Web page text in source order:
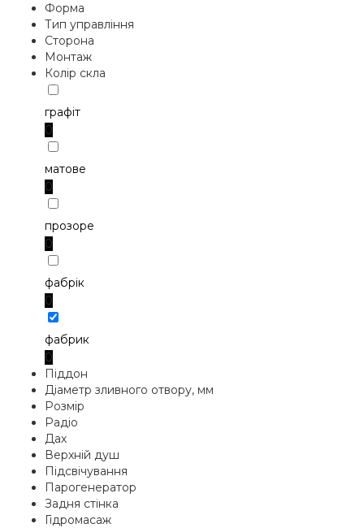
Форма
Тип управління
Сторона
Монтаж
Колір скла
графіт
0
матове
0
прозоре
0
фабрік
0
фабрик
0
Піддон
Діаметр зливного отвору, мм
Розмір
Радіо
Дах
Верхній душ
Підсвічування
Парогенератор
Задня стінка
Гідромасаж